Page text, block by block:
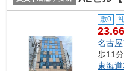
敷0
名古
歩11分
東海